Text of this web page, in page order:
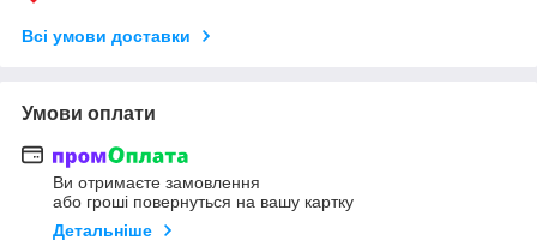
Всі умови доставки
Умови оплати
Ви отримаєте замовлення
або гроші повернуться на вашу картку
Детальніше